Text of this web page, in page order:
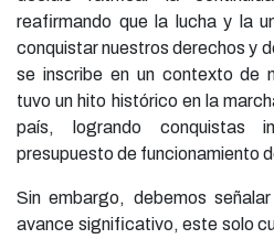
reafirmando que la lucha y la
conquistar nuestros derechos y
se inscribe en un contexto de
tuvo un hito histórico en la
país, logrando conquistas
presupuesto de funcionamiento
Sin embargo, debemos
avance significativo, este solo